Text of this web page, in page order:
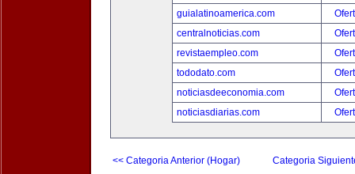
guialatinoamerica.com
centralnoticias.com
revistaempleo.com
tododato.com
noticiasdeeconomia.com
noticiasdiarias.com
<< Categoria Anterior (Hogar) Categoria